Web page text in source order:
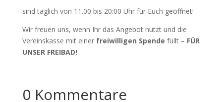
sind täglich von 11.00 bis 20:00 Uhr für Euch geöffnet!
Wir freuen uns, wenn Ihr das Angebot nutzt und die
Vereinskasse mit einer freiwilligen Spende füllt – FÜR
UNSER FREIBAD!
0 Kommentare